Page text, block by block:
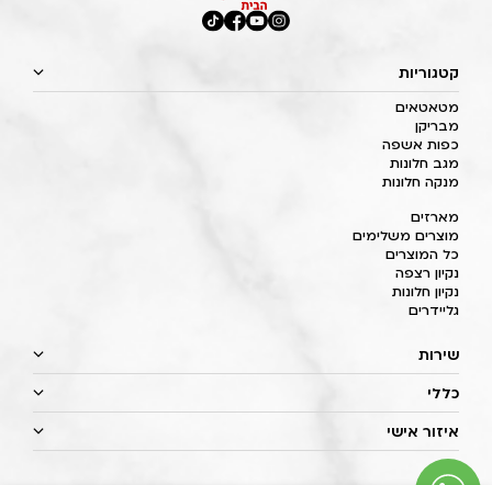
קטגוריות
מטאטאים
מבריקן
כפות אשפה
מגב חלונות
מנקה חלונות
מארזים
מוצרים משלימים
כל המוצרים
נקיון רצפה
נקיון חלונות
גליידרים
שירות
כללי
איזור אישי